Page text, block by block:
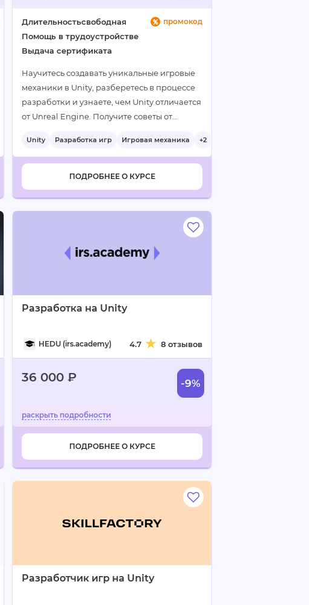
промокод
Длительностьсвободная
Помощь в трудоустройстве
Выдача сертификата
Научитесь создавать уникальные игровые
механики в Unity, разберетесь в процессе
разработки и узнаете, чем Unity отличается
от Unreal Engine. Получите советы от
развивать свои навыки дальше…
Unity Разработка игр Игровая механика +2
ПОДРОБНЕЕ О КУРСЕ
Разработка на Unity
HEDU (irs.academy) 4.7 8 отзывов
36 000 ₽ -9%
ПОДРОБНЕЕ О КУРСЕ
Разработчик игр на Unity